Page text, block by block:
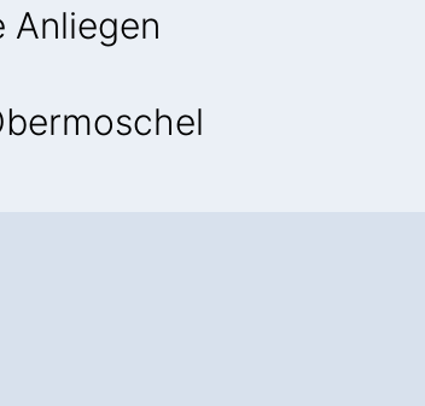
Anliegen